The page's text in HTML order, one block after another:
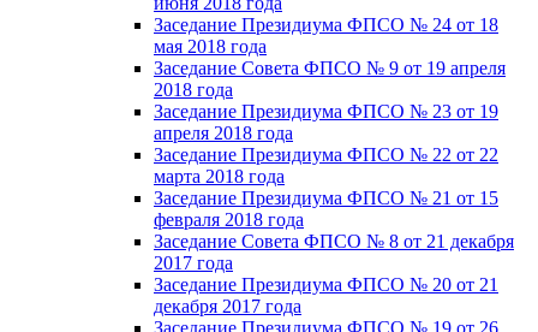
Заседание Президиума ФПСО № 24 от 18
мая 2018 года
Заседание Совета ФПСО № 9 от 19 апреля
2018 года
Заседание Президиума ФПСО № 23 от 19
апреля 2018 года
Заседание Президиума ФПСО № 22 от 22
марта 2018 года
Заседание Президиума ФПСО № 21 от 15
февраля 2018 года
Заседание Совета ФПСО № 8 от 21 декабря
2017 года
Заседание Президиума ФПСО № 20 от 21
декабря 2017 года
Заседание Президиума ФПСО № 19 от 26